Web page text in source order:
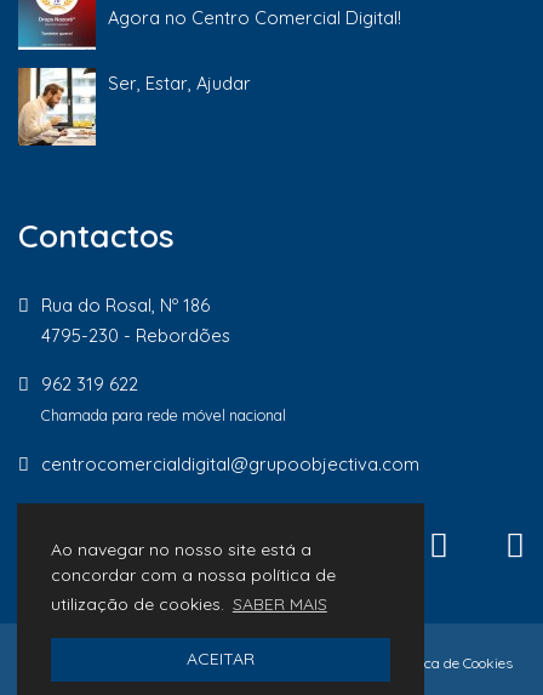
Ao navegar no nosso site está a
concordar com a nossa política de
utilização de cookies. SABER MAIS
ACEITAR
Agora no Centro Comercial Digital!
Ser, Estar, Ajudar
Contactos
Rua do Rosal, Nº 186
4795-230 - Rebordões
962 319 622
Chamada para rede móvel nacional
centrocomercialdigital@grupoobjectiva.com
© 2026 Lojas de Proximidade Política de Privacidade
Política de Cookies